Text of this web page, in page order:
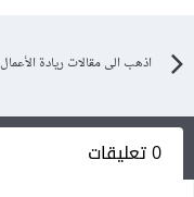
اذهب الى مقالات ريادة الأعمال
0 تعليقات